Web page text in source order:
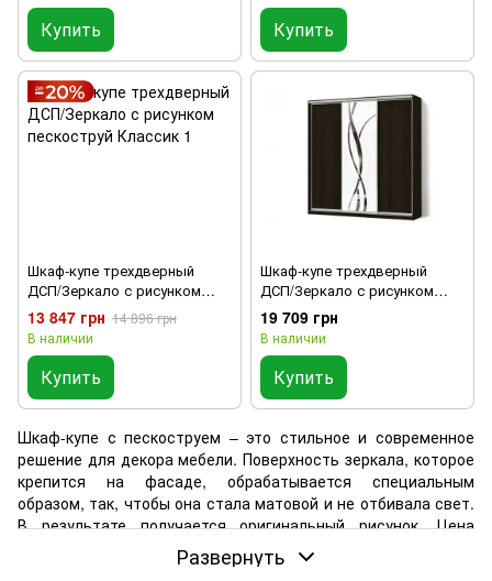
Купить Купить
Шкаф-купе трехдверный
ДСП/Зеркало с рисунком
пескоструй Классик 1
13 847 грн 14 896 грн
В наличии
Купить
Шкаф-купе трехдверный
ДСП/Зеркало с рисунком
пескоструй Стандарт
19 709 грн
В наличии
Купить
Шкаф-купе с пескоструем – это стильное и современное
решение для декора мебели. Поверхность зеркала, которое
крепится на фасаде, обрабатывается специальным
образом, так, чтобы она стала матовой и не отбивала свет.
В результате получается оригинальный рисунок. Цена
шкафа-купе пескоструй вполне доступная. В нашем
каталоге есть много моделей и дизайнерских решений для
Развернуть